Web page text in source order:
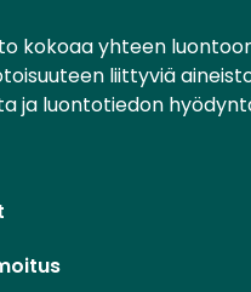
kokoaa yhteen
liittyviä
ja luontotiedon